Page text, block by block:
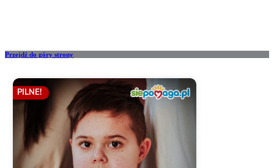
Przejdź do góry strony